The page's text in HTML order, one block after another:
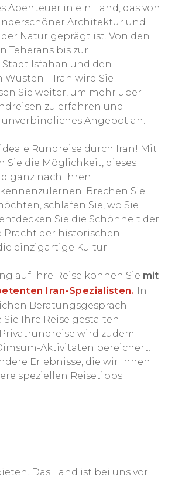
Abenteuer in ein Land, das von
Architektur und
Natur geprägt ist. Von den
Teherans bis zur
Isfahan und den
Wüsten – Iran wird Sie
Sie weiter, um mehr über
zu erfahren und
Angebot an.
Rundreise durch Iran! Mit
Sie die Möglichkeit, dieses
ganz nach Ihren
Brechen Sie
schlafen Sie, wo Sie
Sie die Schönheit der
Pracht der historischen
einzigartige Kultur.
auf Ihre Reise können Sie mit
Iran-Spezialisten. In
Beratungsgespräch
Sie Ihre Reise gestalten
wird zudem
Aktivitäten bereichert.
Erlebnisse, die wir Ihnen
speziellen Reisetipps.
Das Land ist bei uns vor